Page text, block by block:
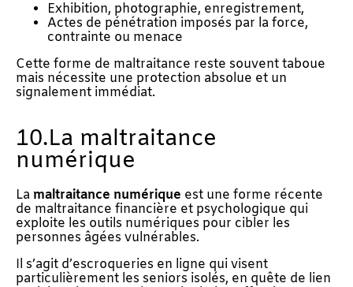
Exhibition, photographie, enregistrement,
Actes de pénétration imposés par la force,
contrainte ou menace
Cette forme de maltraitance reste souvent taboue
mais nécessite une protection absolue et un
signalement immédiat.
10.La maltraitance
numérique
La maltraitance numérique est une forme récente
de maltraitance financière et psychologique qui
exploite les outils numériques pour cibler les
personnes âgées vulnérables.
Il s’agit d’escroqueries en ligne qui visent
particulièrement les seniors isolés, en quête de lien